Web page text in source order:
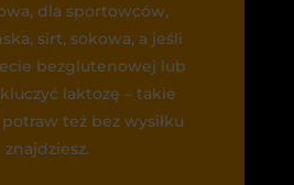
dla sportowców,
sirt, sokowa, a jeśli
bezglutenowej lub
laktozę – takie
też bez wysiłku
znajdziesz.